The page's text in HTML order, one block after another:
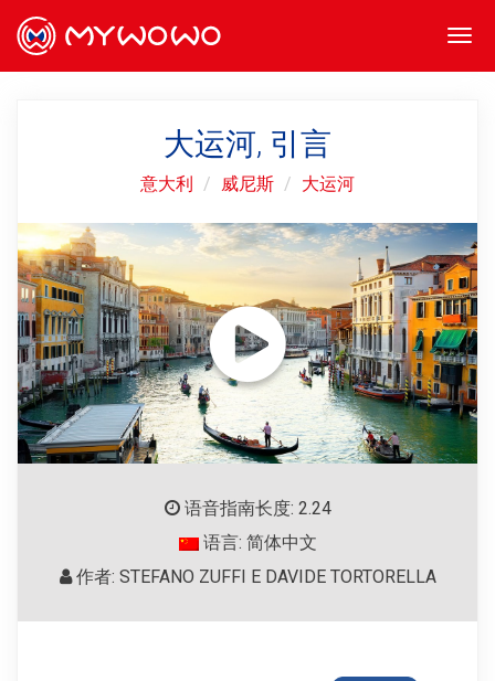
大运河, 引言
意大利 威尼斯 大运河
语音指南长度: 2.24
语言: 简体中文
作者: STEFANO ZUFFI E DAVIDE TORTORELLA